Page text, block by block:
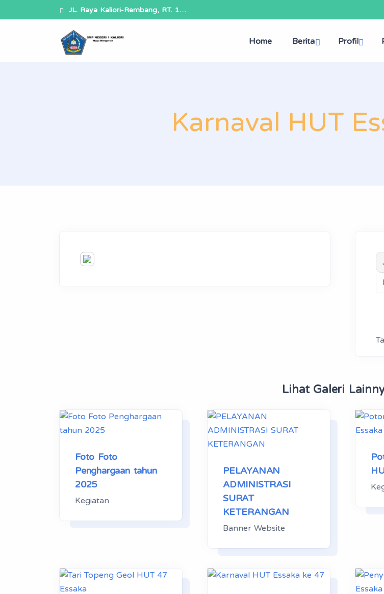
JL. Raya Kaliori-Rembang, RT. 1…
Home Berita Profil
Karnaval HUT
Lihat Galeri
Foto Foto
Penghargaan tahun
2025
Kegiatan
PELAYANAN
ADMINISTRASI
SURAT
KETERANGAN
Banner Website